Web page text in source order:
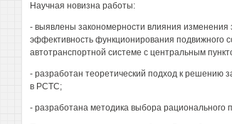
Научная новизна работы:
- выявлены закономерности влияния изменения
эффективность функционирования подвижного
автотранспортной системе с центральным
- разработан теоретический подход к решению
в РСТС;
- разработана методика выбора рационального